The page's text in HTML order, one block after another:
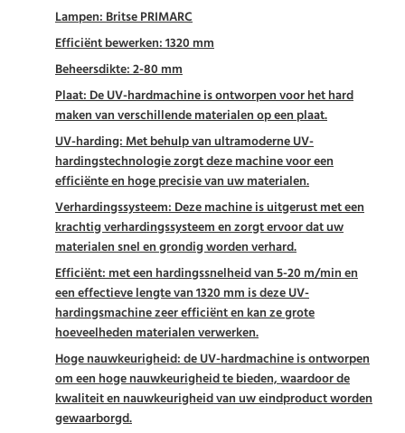
Lampen: Britse PRIMARC
Efficiënt bewerken: 1320 mm
Beheersdikte: 2-80 mm
Plaat: De UV-hardmachine is ontworpen voor het hard
maken van verschillende materialen op een plaat.
UV-harding: Met behulp van ultramoderne UV-
hardingstechnologie zorgt deze machine voor een
efficiënte en hoge precisie van uw materialen.
Verhardingssysteem: Deze machine is uitgerust met een
krachtig verhardingssysteem en zorgt ervoor dat uw
materialen snel en grondig worden verhard.
Efficiënt: met een hardingssnelheid van 5-20 m/min en
een effectieve lengte van 1320 mm is deze UV-
hardingsmachine zeer efficiënt en kan ze grote
hoeveelheden materialen verwerken.
Hoge nauwkeurigheid: de UV-hardmachine is ontworpen
om een hoge nauwkeurigheid te bieden, waardoor de
kwaliteit en nauwkeurigheid van uw eindproduct worden
gewaarborgd.